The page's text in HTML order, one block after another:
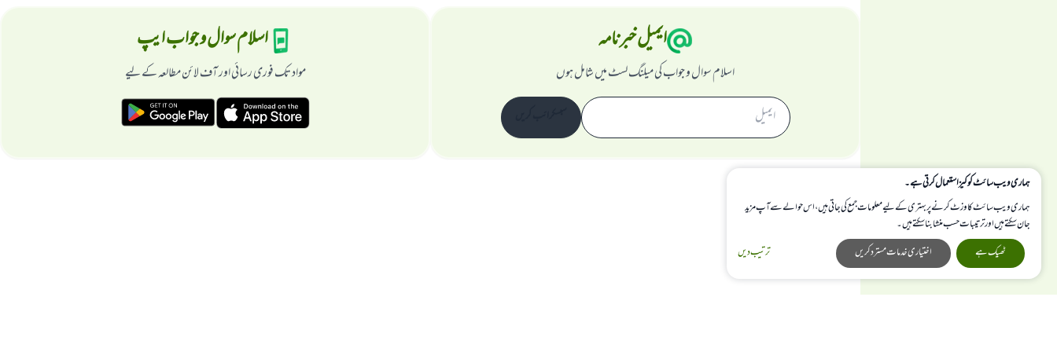
ایمیل خبرنامہ
اسلام سوال و جواب کی میلنگ لسٹ میں شامل ہوں
اسلام سوال و جواب ایپ
مواد تک فوری رسائی اور آف لائن مطالعہ کے لیے
ہماری ویب سائٹ کوکیز استعمال کرتی ہے۔
ہماری ویب سائٹ کا وزٹ کرنے پر بہتری کے لیے معلومات جمع کی جاتی ہیں، اس حوالے سے آپ مزید
جان سکتے ہیں اور ترتیبات حسب منشا بنا سکتے ہیں۔
ترتیب دیں
اختیاری خدمات مسترد کریں ٹھیک ہے